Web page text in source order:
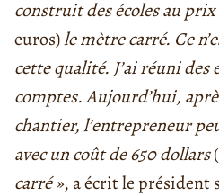
construit des écoles au
euros)le mètre carré. Ce
cette qualité. J’ai réuni des
comptes. Aujourd’hui,
chantier, l’entrepreneur
avec un coût de 650 dollars
carré », a écrit le président